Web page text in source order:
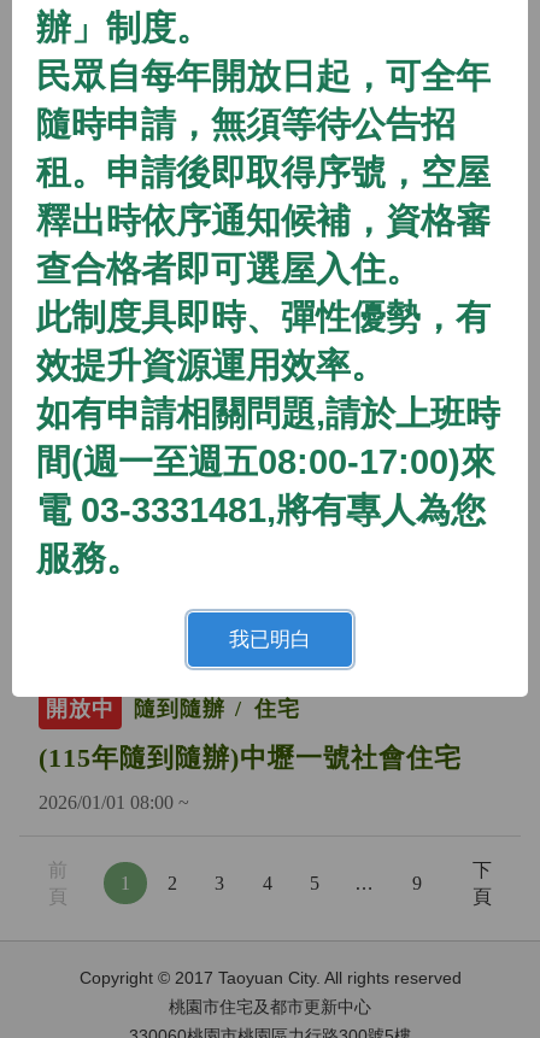
開放中 隨到隨辦
(115年隨到隨辦)八德二號社會住宅
2026/01/01 08:00 ~
開放中 隨到隨辦 住宅
(115年隨到隨辦)八德三號社會住宅
2026/01/01 08:00 ~
開放中 隨到隨辦 住宅
(115年隨到隨辦)蘆竹一號社會住宅
2026/01/01 08:00 ~
開放中
開放中 隨到隨辦 住宅
(115年隨到隨辦)中壢一號社會住宅
2026/01/01 08:00 ~
前
頁
1 2 3 4 5 … 9
下
頁
Copyright © 2017 Taoyuan City. All rights reserved
桃園市住宅及都市更新中心
辦」制度。
民眾自每年開放日起，可全年
隨時申請，無須等待公告招
租。申請後即取得序號，空屋
釋出時依序通知候補，資格審
查合格者即可選屋入住。
此制度具即時、彈性優勢，有
效提升資源運用效率。
如有申請相關問題,請於上班時
間(週一至週五08:00-17:00)來
電 03-3331481,將有專人為您
服務。
我已明白